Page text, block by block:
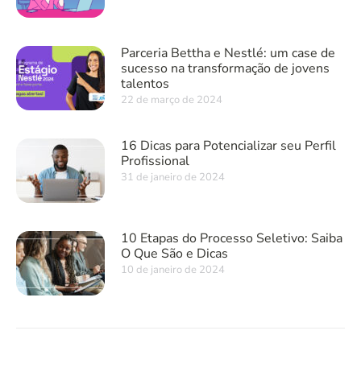
Parceria Bettha e Nestlé: um case de
sucesso na transformação de jovens
talentos
22 de março de 2024
16 Dicas para Potencializar seu Perfil
Profissional
31 de janeiro de 2024
10 Etapas do Processo Seletivo: Saiba
O Que São e Dicas
10 de janeiro de 2024